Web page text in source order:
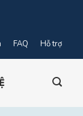
FAQ Hỗ trợ